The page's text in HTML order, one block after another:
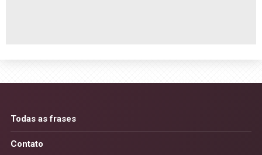
Todas as frases
Contato